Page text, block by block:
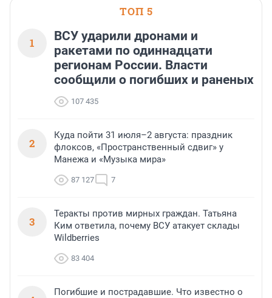
ТОП 5
1
ВСУ ударили дронами и
ракетами по одиннадцати
регионам России. Власти
сообщили о погибших и раненых
107 435
2
Куда пойти 31 июля–2 августа: праздник
флоксов, «Пространственный сдвиг» у
Манежа и «Музыка мира»
87 127 7
3
Теракты против мирных граждан. Татьяна
Ким ответила, почему ВСУ атакует склады
Wildberries
83 404
Погибшие и пострадавшие. Что известно о